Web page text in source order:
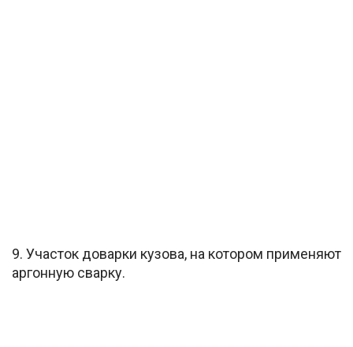
9. Участок доварки кузова, на котором применяют
аргонную сварку.